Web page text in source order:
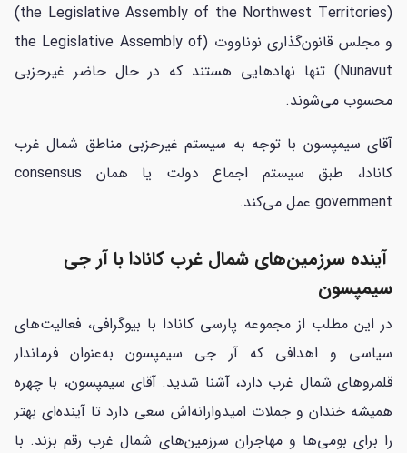
(the Legislative Assembly of the Northwest Territories)
و مجلس قانون‌گذاری نوناووت (the Legislative Assembly of
Nunavut) تنها نهادهایی هستند که در حال حاضر غیرحزبی
محسوب می‌شوند.
آقای سیمپسون با توجه به سیستم غیرحزبی مناطق شمال غرب
کانادا، طبق سیستم اجماع دولت یا همان consensus
government عمل می‌کند.
آینده سرزمین‌های شمال غرب کانادا با آر جی
سیمپسون
در این مطلب از مجموعه پارسی کانادا با بیوگرافی، فعالیت‌های
سیاسی و اهدافی که آر جی سیمپسون به‌عنوان فرماندار
قلمروهای شمال غرب دارد، آشنا شدید. آقای سیمپسون، با چهره
همیشه خندان و جملات امیدوارانه‌اش سعی دارد تا آینده‌ای بهتر
را برای بومی‌ها و مهاجران سرزمین‌های شمال غرب رقم بزند. با